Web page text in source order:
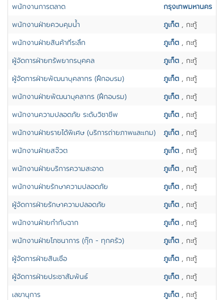
พนักงานการตลาด
กรุงเทพมหานคร
พนักงานฝ่ายควบคุมน้ำ
ภูเก็ต , กะทู้
พนักงานฝ่ายสินค้าที่ระลึก
ภูเก็ต , กะทู้
ผู้จัดการฝ่ายทรัพยากรบุคคล
ภูเก็ต , กะทู้
ผู้จัดการฝ่ายพัฒนาบุคลากร (ฝึกอบรม)
ภูเก็ต , กะทู้
พนักงานฝ่ายพัฒนาบุคลากร (ฝึกอบรม)
ภูเก็ต , กะทู้
พนักงานความปลอดภัย ระดับวิชาชีพ
ภูเก็ต , กะทู้
พนักงานฝ่ายรายได้พิเศษ (บริการถ่ายภาพและเกม)
ภูเก็ต , กะทู้
พนักงานฝ่ายสจ๊วต
ภูเก็ต , กะทู้
พนักงานฝ่ายบริการความสะอาด
ภูเก็ต , กะทู้
พนักงานฝ่ายรักษาความปลอดภัย
ภูเก็ต , กะทู้
ผู้จ้ดการฝ่ายรักษาความปลอดภัย
ภูเก็ต , กะทู้
พนักงานฝ่ายกำกับฉาก
ภูเก็ต , กะทู้
พนักงานฝ่ายโภชนาการ (กุ๊ก - ทุกครัว)
ภูเก็ต , กะทู้
ผู้จัดการฝ่ายสินเชื่อ
ภูเก็ต , กะทู้
ผู้จัดการฝ่ายประชาสัมพันธ์
ภูเก็ต , กะทู้
เลขานุการ
ภูเก็ต , กะทู้